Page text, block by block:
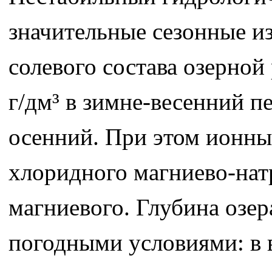
значительные сезонные
солевого состава
г/дм³ в зимне-весенний
осенний. При этом
хлоридного магниево-
магниевого. Глубина
погодными условиями: в